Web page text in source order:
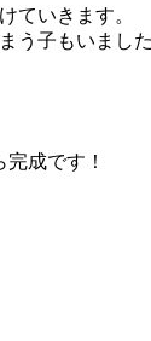
ていきます。
う子もいまし
成です！